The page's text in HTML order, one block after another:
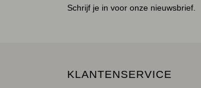
Schrijf je in voor onze nieuwsbrief.
KLANTENSERVICE